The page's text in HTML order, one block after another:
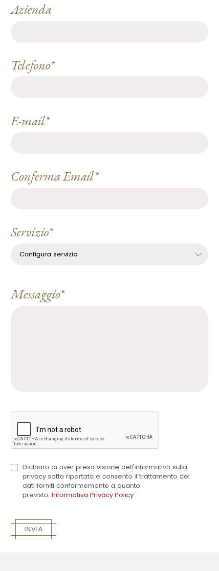
Azienda
Telefono*
E-mail*
Conferma Email*
Servizio*
Messaggio*
Dichiaro di aver preso visione dell'informativa sulla
privacy sotto riportata e consento il trattamento dei
dati forniti conformemente a quanto
previsto.Informativa Privacy Policy
INVIA